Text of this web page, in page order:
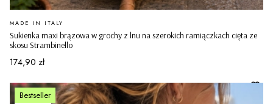
Sukienka maxi brązowa w grochy z lnu na szerokich ramiączkach cięta ze
skosu Strambinello
PRODUCENT
MADE IN ITALY
Cena
174,90 zł
Bestseller